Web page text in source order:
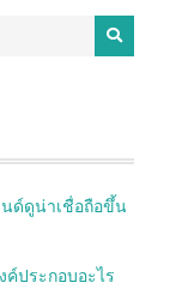
ด์ดูน่าเชื่อถือขึ้น
ประกอบอะไร